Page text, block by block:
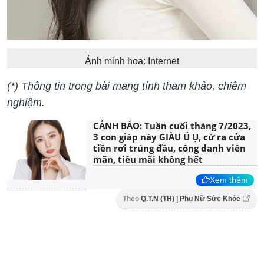
Ảnh minh họa: Internet
(*) Thông tin trong bài mang tính tham khảo, chiêm
nghiệm.
CẢNH BÁO: Tuần cuối tháng 7/2023,
3 con giáp này GIÀU Ú Ụ, cứ ra cửa
tiền rơi trúng đầu, công danh viên
mãn, tiêu mãi không hết
Xem thêm
Theo Q.T.N (TH) | Phụ Nữ Sức Khỏe